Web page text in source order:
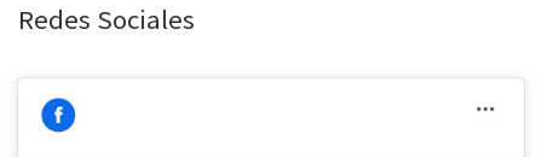
Redes Sociales